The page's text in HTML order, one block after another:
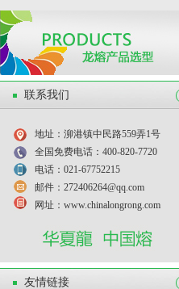
联系我们
地址：泖港镇中民路559弄1号
全国免费电话：400-820-7720
电话：021-67752215
邮件：272406264@qq.com
网址：www.chinalongrong.com
友情链接